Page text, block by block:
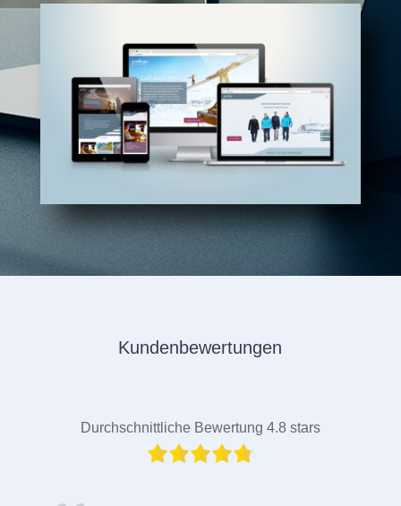
Kundenbewertungen
Durchschnittliche Bewertung 4.8 stars